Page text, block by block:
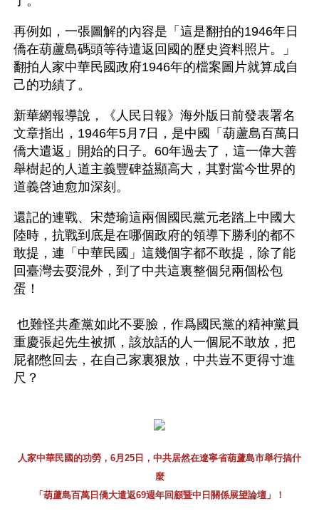
再例如，一張圖解的內容是「這是翻拍的1946年日
僑在葫蘆島碼頭等待遣返回國的歷史資料照片。」
翻拍人家中華民國政府1946年的檔案圖片就算成自
己的功績了。
新華網報導說，《人民日報》海外版日前發表署名
文章指出，1946年5月7日，是中國「葫蘆島百萬日
僑大遣返」開始的日子。60年過去了，這一偉大善
舉樹起的人道主義豐碑益顯高大，其對當今世界的
道義啓迪愈加深刻。
還記的連戰、宋楚瑜這兩個國民黨元老踏上中國大
陸時，抗戰到底是在哪個政府的領導下勝利的都不
敢提，連「中華民國」這幾個字都不敢提，除了能
回臺灣去耍混外，到了中共這裏整個兒兩個松包
蛋！
重慶張起先生被抓，該放話的人一個屁不敢放，把
屁都憋回去，在自己家裏狠放，中共豈不更得寸進
尺？
人家中華民國的功勞，6月25日，中共居然在遼寧省葫蘆島市舉行搞什
麼
「葫蘆島百萬日僑大遣返69週年回顧暨中日關係展望論壇」！